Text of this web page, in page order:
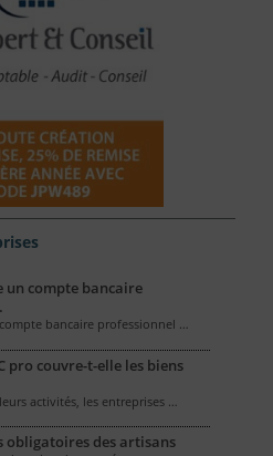
un compte bancaire
compte bancaire professionnel …
pro couvre-t-elle les biens
activités, les entreprises …
obligatoires des artisans